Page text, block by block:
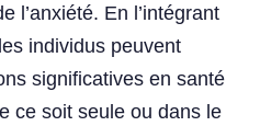
l’anxiété. En l’intégrant
individus peuvent
significatives en santé
ce soit seule ou dans le